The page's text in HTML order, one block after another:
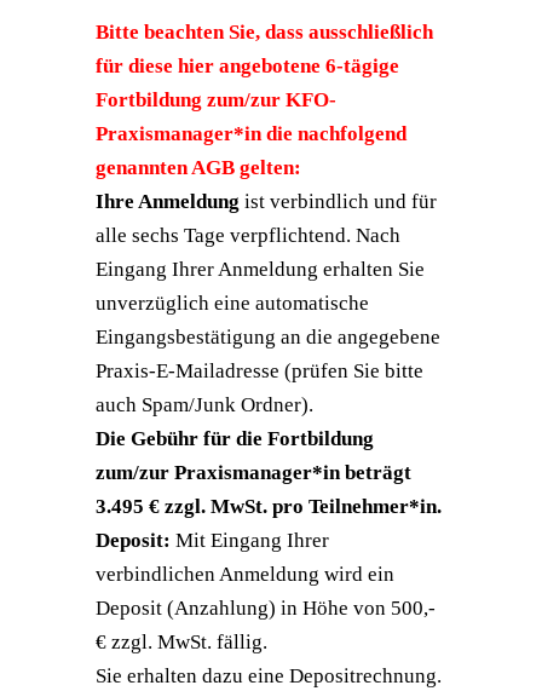
Bitte beachten Sie, dass ausschließlich
für diese hier angebotene 6-tägige
Fortbildung zum/zur KFO-
Praxismanager*in die nachfolgend
genannten AGB gelten:
Ihre Anmeldung ist verbindlich und für
alle sechs Tage verpflichtend. Nach
Eingang Ihrer Anmeldung erhalten Sie
unverzüglich eine automatische
Eingangsbestätigung an die angegebene
Praxis-E-Mailadresse (prüfen Sie bitte
auch Spam/Junk Ordner).
Die Gebühr für die Fortbildung
zum/zur Praxismanager*in beträgt
3.495 € zzgl. MwSt. pro Teilnehmer*in.
Deposit: Mit Eingang Ihrer
verbindlichen Anmeldung wird ein
Deposit (Anzahlung) in Höhe von 500,-
€ zzgl. MwSt. fällig.
Sie erhalten dazu eine Depositrechnung.